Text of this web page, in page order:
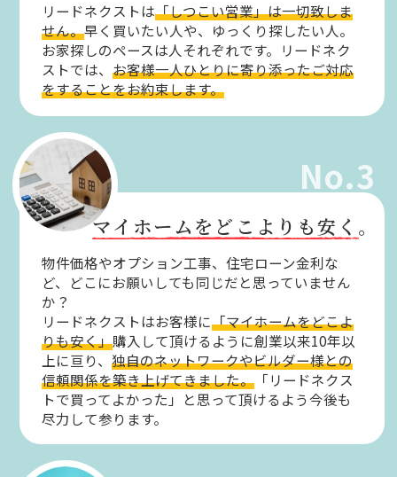
リードネクストは「しつこい営業」は一切致しま
せん。早く買いたい人や、ゆっくり探したい人。
お家探しのペースは人それぞれです。リードネク
ストでは、お客様一人ひとりに寄り添ったご対応
をすることをお約束します。
No.3
マイホームをどこよりも安く。
物件価格やオプション工事、住宅ローン金利な
ど、どこにお願いしても同じだと思っていません
か？
リードネクストはお客様に「マイホームをどこよ
りも安く」購入して頂けるように創業以来10年以
上に亘り、独自のネットワークやビルダー様との
信頼関係を築き上げてきました。 「リードネクス
トで買ってよかった」と思って頂けるよう今後も
尽力して参ります。